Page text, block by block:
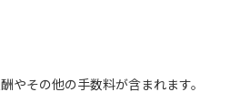
やその他の手数料が含まれます。